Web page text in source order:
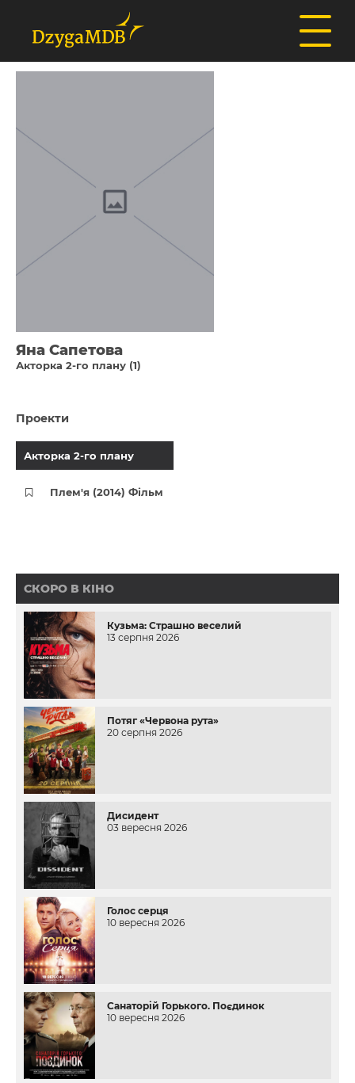
Яна Сапетова
Акторка 2-го плану (1)
Проекти
Акторка 2-го плану
Плем'я (2014) Фільм
СКОРО В КІНО
Кузьма: Страшно веселий
13 серпня 2026
Потяг «Червона рута»
20 серпня 2026
Дисидент
03 вересня 2026
Голос серця
10 вересня 2026
Санаторій Горького. Поєдинок
10 вересня 2026